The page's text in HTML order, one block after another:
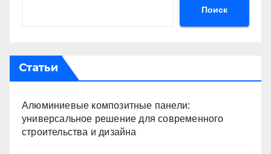
Поиск
Статьи
Алюминиевые композитные панели:
универсальное решение для современного
строительства и дизайна